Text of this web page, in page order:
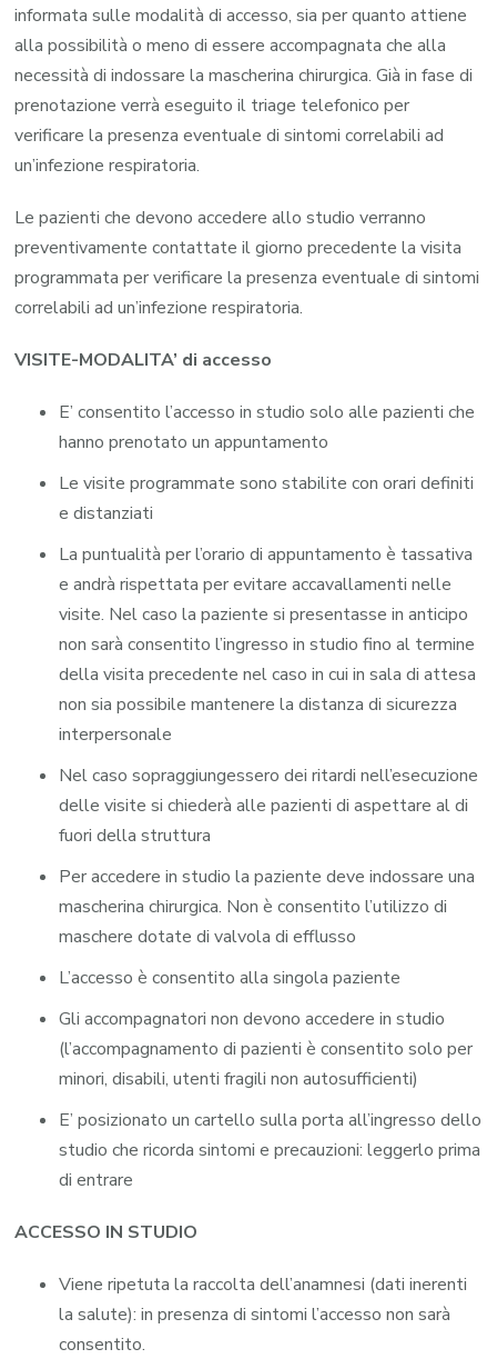
informata sulle modalità di accesso, sia per quanto attiene
alla possibilità o meno di essere accompagnata che alla
necessità di indossare la mascherina chirurgica. Già in fase di
prenotazione verrà eseguito il triage telefonico per
verificare la presenza eventuale di sintomi correlabili ad
un’infezione respiratoria.
Le pazienti che devono accedere allo studio verranno
preventivamente contattate il giorno precedente la visita
programmata per verificare la presenza eventuale di sintomi
correlabili ad un’infezione respiratoria.
VISITE-MODALITA’ di accesso
E’ consentito l’accesso in studio solo alle pazienti che
hanno prenotato un appuntamento
Le visite programmate sono stabilite con orari definiti
e distanziati
La puntualità per l’orario di appuntamento è tassativa
e andrà rispettata per evitare accavallamenti nelle
visite. Nel caso la paziente si presentasse in anticipo
non sarà consentito l’ingresso in studio fino al termine
della visita precedente nel caso in cui in sala di attesa
non sia possibile mantenere la distanza di sicurezza
interpersonale
Nel caso sopraggiungessero dei ritardi nell’esecuzione
delle visite si chiederà alle pazienti di aspettare al di
fuori della struttura
Per accedere in studio la paziente deve indossare una
mascherina chirurgica. Non è consentito l’utilizzo di
maschere dotate di valvola di efflusso
L’accesso è consentito alla singola paziente
Gli accompagnatori non devono accedere in studio
(l’accompagnamento di pazienti è consentito solo per
minori, disabili, utenti fragili non autosufficienti)
E’ posizionato un cartello sulla porta all’ingresso dello
studio che ricorda sintomi e precauzioni: leggerlo prima
di entrare
ACCESSO IN STUDIO
Viene ripetuta la raccolta dell’anamnesi (dati inerenti
la salute): in presenza di sintomi l’accesso non sarà
consentito.